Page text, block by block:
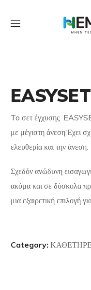
To σετ έγχυσης
με μέγιστη άνεση.Έχει
ελευθερία και την άνεση.
Σχεδόν ανώδυνη
ακόμα και σε δύσκολα
μια εξαιρετική επιλογή
Category: